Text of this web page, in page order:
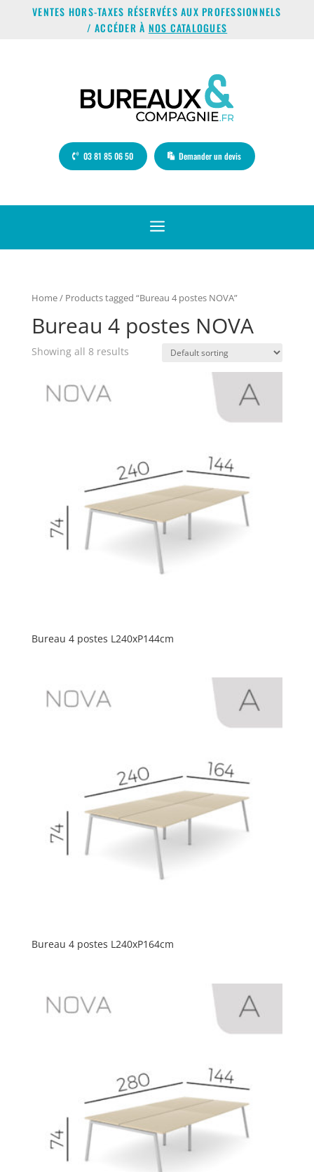
VENTES HORS-TAXES RÉSERVÉES AUX PROFESSIONNELS
/ ACCÉDER À NOS CATALOGUES
03 81 85 06 50 Demander un devis
a
Home/ Products tagged “Bureau 4 postes NOVA”
Bureau 4 postes NOVA
Showing all 8 results
Bureau 4 postes L240xP144cm
Bureau 4 postes L240xP164cm